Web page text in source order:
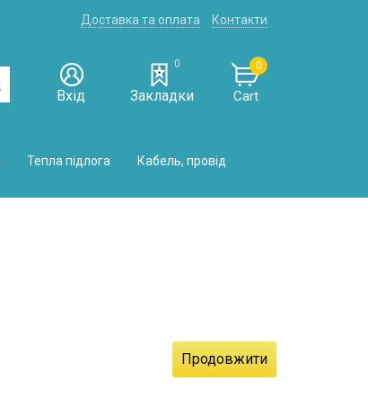
Доставка та оплата Контакти
Вхід
0
Закладки
0
Cart
Тепла підлога Кабель, провід
Продовжити